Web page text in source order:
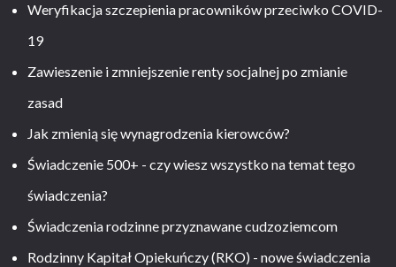
Weryfikacja szczepienia pracowników przeciwko COVID-
19
Zawieszenie i zmniejszenie renty socjalnej po zmianie
zasad
Jak zmienią się wynagrodzenia kierowców?
Świadczenie 500+ - czy wiesz wszystko na temat tego
świadczenia?
Świadczenia rodzinne przyznawane cudzoziemcom
Rodzinny Kapitał Opiekuńczy (RKO) - nowe świadczenia